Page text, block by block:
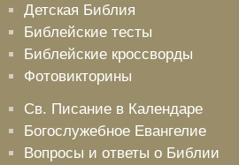
Детская Библия
Библейские тесты
Библейские кроссворды
Фотовикторины
Св. Писание в Календаре
Богослужебное Евангелие
Вопросы и ответы о Библии